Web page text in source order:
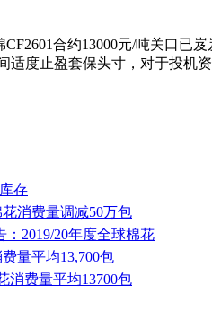
合约13000元/吨关口已
适度止盈套保头寸，对于投机
存
消费量调减50万包
：2019/20年度全球棉花
量平均13,700包
消费量平均13700包